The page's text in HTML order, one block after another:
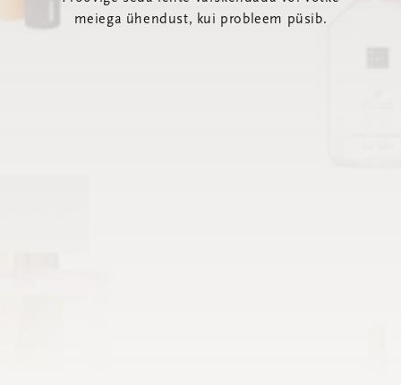
meiega ühendust, kui probleem püsib.